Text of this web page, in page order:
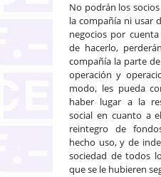
No podrán los
la compañía ni usar
negocios por
de hacerlo,
compañía la parte
operación y
modo, les pueda
haber lugar a la
social en cuanto a
reintegro de
hecho uso, y de
sociedad de todos
que se le hubieren